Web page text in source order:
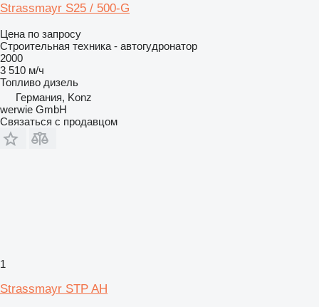
Strassmayr S25 / 500-G
Цена по запросу
Строительная техника - автогудронатор
2000
3 510 м/ч
Топливо дизель
Германия, Konz
werwie GmbH
Связаться с продавцом
1
Strassmayr STP AH